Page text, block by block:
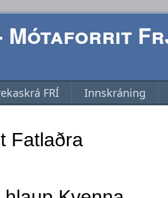
Mótaforrit
FRÍ Innskráning